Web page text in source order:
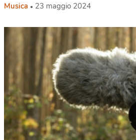
Musica 23 maggio 2024